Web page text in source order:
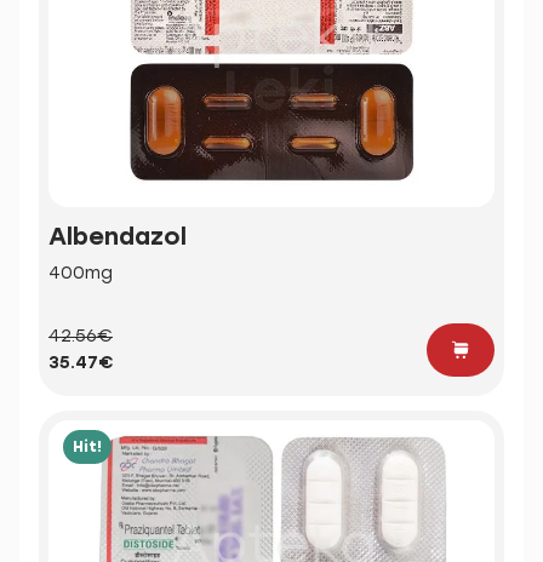
Albendazol
400mg
42.56€
35.47€
Hit!